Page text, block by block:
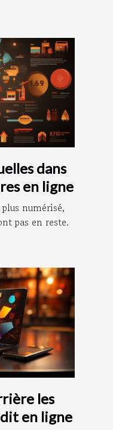
dans
en ligne
numérisé,
pas en reste.
les
en ligne